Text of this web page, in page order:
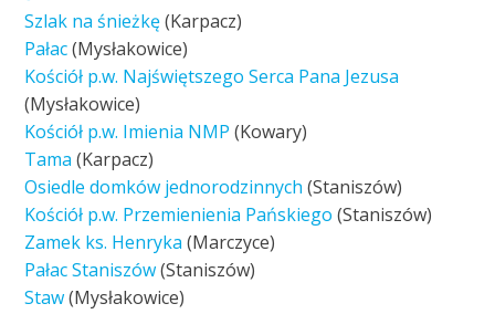
Szlak na śnieżkę(Karpacz)
Pałac(Mysłakowice)
Kościół p.w. Najświętszego Serca Pana Jezusa
(Mysłakowice)
Kościół p.w. Imienia NMP (Kowary)
Tama (Karpacz)
Osiedle domków jednorodzinnych (Staniszów)
Kościół p.w. Przemienienia Pańskiego (Staniszów)
Zamek ks. Henryka (Marczyce)
Pałac Staniszów(Staniszów)
Staw(Mysłakowice)